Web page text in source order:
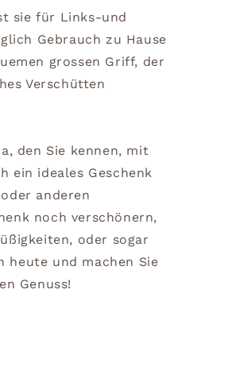
sie für Links-und
Gebrauch zu Hause
grossen Griff, der
Verschütten
den Sie kennen, mit
ein ideales Geschenk
anderen
noch verschönern,
oder sogar
heute und machen Sie
Genuss!